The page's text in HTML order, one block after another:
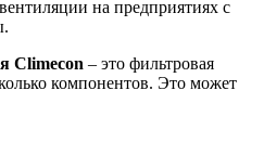
на предприятиях с
Climecon – это фильтровая
компонентов. Это может